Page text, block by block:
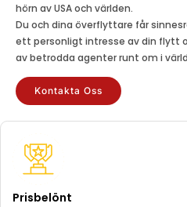
hörn av USA och världen.
Du och dina överflyttare får
ett personligt intresse av din flytt
av betrodda agenter runt om i
Kontakta Oss
Prisbelönt